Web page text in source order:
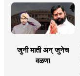
जुनी माती अन् जुनेच
वळण!